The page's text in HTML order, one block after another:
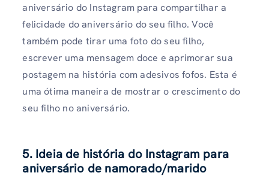
aniversário do Instagram para compartilhar a
felicidade do aniversário do seu filho. Você
também pode tirar uma foto do seu filho,
escrever uma mensagem doce e aprimorar sua
postagem na história com adesivos fofos. Esta é
uma ótima maneira de mostrar o crescimento do
seu filho no aniversário.
5. Ideia de história do Instagram para
aniversário de namorado/marido